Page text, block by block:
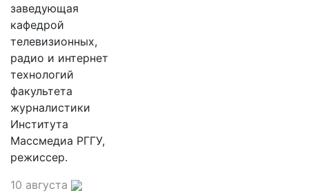
заведующая
кафедрой
телевизионных,
радио и интернет
технологий
факультета
журналистики
Института
Массмедиа РГГУ,
режиссер.
10 августа